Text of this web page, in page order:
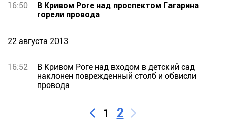
16:50
В Кривом Роге над проспектом Гагарина
горели провода
22 августа 2013
16:52
В Кривом Роге над входом в детский сад
наклонен поврежденный столб и обвисли
провода
1 2